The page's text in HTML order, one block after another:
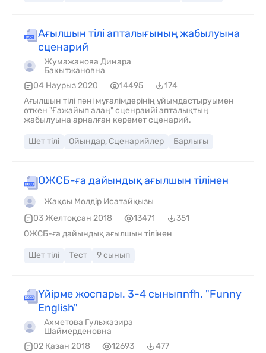
Ағылшын тілі апталығының жабылуына
сценарий
Жумажанова Динара
Бакытжановна
04 Наурыз 2020
14495
174
Ағылшын тілі пәні мұғалімдерінің ұйымдастыруымен
өткен "Ғажайып алаң" сценраийі апталықтың
жабылуына арналған керемет сценарий.
Шет тілі Ойындар, Сценарийлер Барлығы
ОЖСБ-ға дайындық ағылшын тілінен
Жақсы Мөлдір Исатайқызы
03 Желтоқсан 2018
13471
351
ОЖСБ-ға дайындық ағылшын тілінен
Шет тілі Тест 9 сынып
Үйірме жоспары. 3-4 сыныпnfh. "Funny
English"
Ахметова Гульжазира
Шаймерденовна
02 Қазан 2018
12693
477